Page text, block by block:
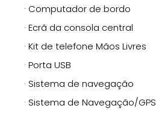
· Computador de bordo
· Ecrã da consola central
· Kit de telefone Mãos Livres
· Porta USB
· Sistema de navegação
· Sistema de Navegação/GPS